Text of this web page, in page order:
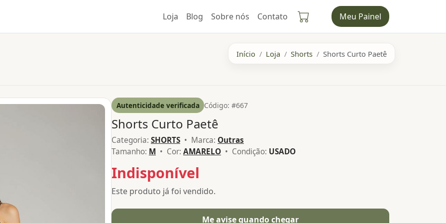
Loja Blog Sobre nós Contato Meu Painel
Início Loja Shorts Shorts Curto Paetê
Autenticidade verificada Código: #667
Shorts Curto Paetê
Categoria: SHORTS • Marca: Outras
Tamanho: M • Cor: AMARELO • Condição: USADO
Indisponível
Este produto já foi vendido.
Me avise quando chegar